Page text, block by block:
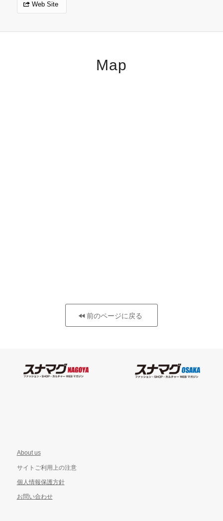
Web Site
Map
前のページに戻る
About us
サイトご利用上の注意
個人情報保護方針
お問い合わせ